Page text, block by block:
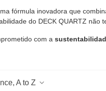
fórmula inovadora que
do DECK QUARTZ não
com a
A to Z